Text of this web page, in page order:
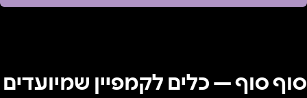
סוף סוף — כלים לקמפיין שמיועדים